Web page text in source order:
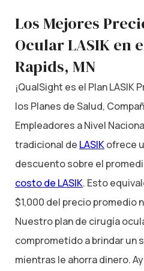
Los Mejores
Ocular LASIK en
Rapids, MN
¡QualSight es el Plan LASIK
los Planes de Salud,
Empleadores a Nivel
tradicional de LASIKofrece
descuento sobre el
costo de LASIK. Esto
$1,000 del precio promedio
Nuestro plan de cirugía
comprometido a brindar un
mientras le ahorra dinero.